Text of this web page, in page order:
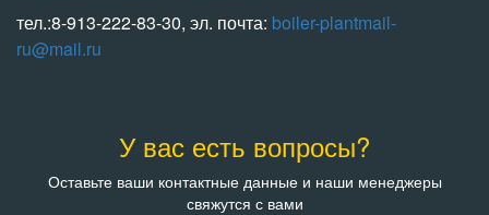
тел.:8-913-222-83-30, эл. почта: boiler-plantmail-
ru@mail.ru
У вас есть вопросы?
Оставьте ваши контактные данные и наши менеджеры
свяжутся с вами